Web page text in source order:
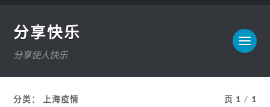
分享快乐
分享使人快乐
分类： 上海疫情 页 1 / 1